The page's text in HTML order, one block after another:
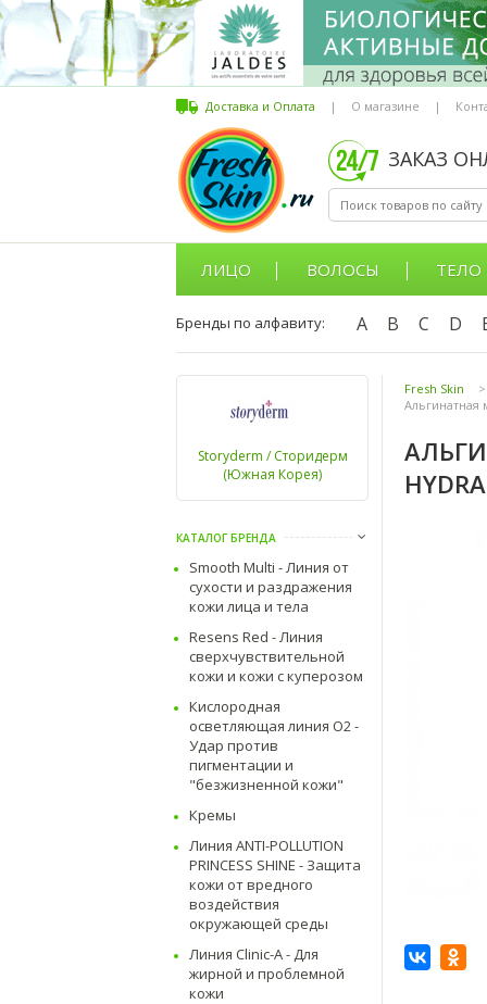
Доставка и Оплата | О магазине |
ЗАКАЗ
ЛИЦО ВОЛОСЫ ТЕЛО
Бренды по алфавиту: A B C D
Storyderm / Сторидерм
(Южная Корея)
КАТАЛОГ БРЕНДА
Smooth Multi - Линия от
сухости и раздражения
кожи лица и тела
Resens Red - Линия
сверхчувствительной
кожи и кожи с куперозом
Кислородная
осветляющая линия O2 -
Удар против
пигментации и
"безжизненной кожи"
Кремы
Линия ANTI-POLLUTION
PRINCESS SHINE - Защита
кожи от вредного
воздействия
окружающей среды
Линия Clinic-A - Для
жирной и проблемной
кожи
Fresh Skin >
Альгинатная